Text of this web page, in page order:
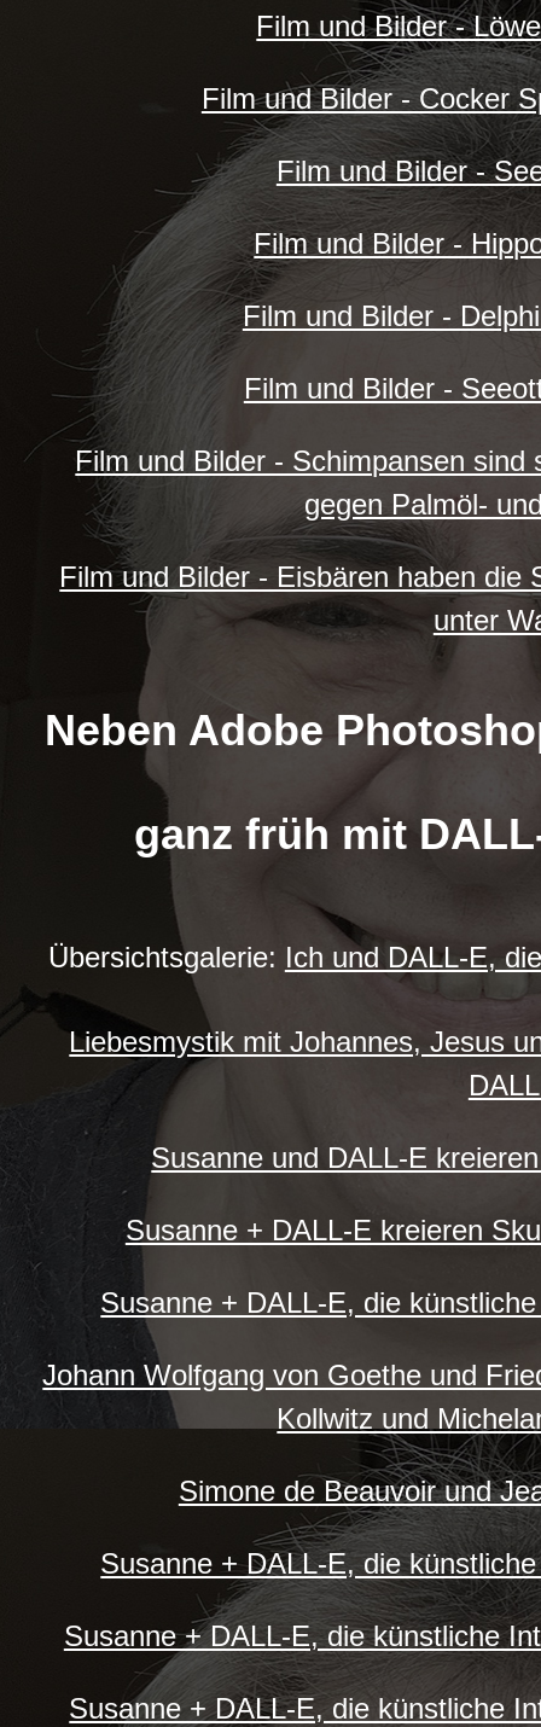
Film und Bilder -
Film und Bilder - Cocker
Film und Bilder -
Film und Bilder -
Film und Bilder -
Film und Bilder -
Film und Bilder - Schimpansen
gegen Palmöl-
Film und Bilder - Eisbären haben die
unter
Neben Adobe
ganz früh mit
Übersichtsgalerie: Ich und DALL-E,
Liebesmystik mit Johannes, Jesus
Susanne und DALL-E
Susanne + DALL-E kreieren
Susanne + DALL-E, die
Johann Wolfgang von Goethe und
Kollwitz und
Simone de Beauvoir und
Susanne + DALL-E, die
Susanne + DALL-E, die künstliche
Susanne + DALL-E, die künstliche